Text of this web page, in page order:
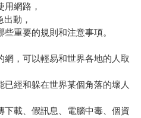
網路，
動，
重要的規則和注意事項。
，可以輕易和世界各地的人取
經和躲在世界某個角落的壞人
載、假訊息、電腦中毒、個資